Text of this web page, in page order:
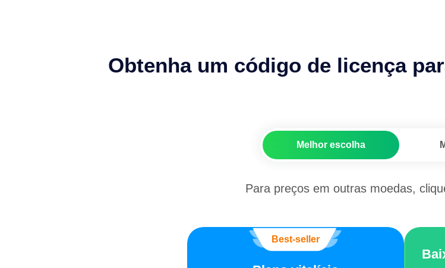
Obtenha um código de licença
Melhor escolha
Para preços em outras moedas,
Best-seller